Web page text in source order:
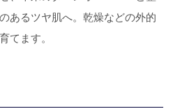
あるツヤ肌へ。乾燥などの外的
てます。